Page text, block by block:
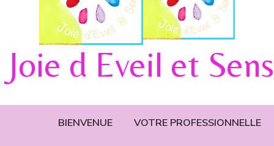
Joie d Eveil et Sens
BIENVENUE VOTRE PROFESSIONNELLE